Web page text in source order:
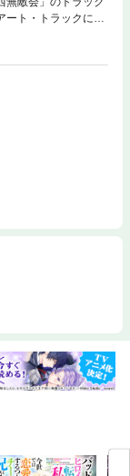
ート・トラックに憧
いとして働く事に
敵会会長・赤盛
中だったが、新興グ
赤盛は、負けてた